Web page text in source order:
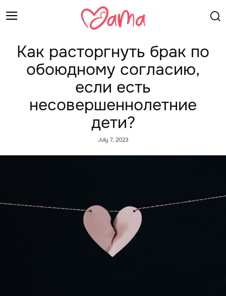
Как расторгнуть брак по
обоюдному согласию,
если есть
несовершеннолетние
дети?
July 7, 2023